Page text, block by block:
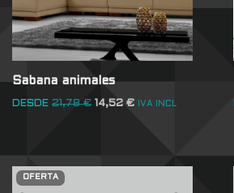
Sabana animales
DESDE 21,78€ 14,52 € IVA INCL
OFERTA